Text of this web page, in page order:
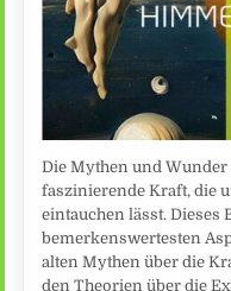
Die Mythen und
faszinierende Kraft, die
eintauchen lässt. Dieses
bemerkenswertesten
alten Mythen über die
den Theorien über die